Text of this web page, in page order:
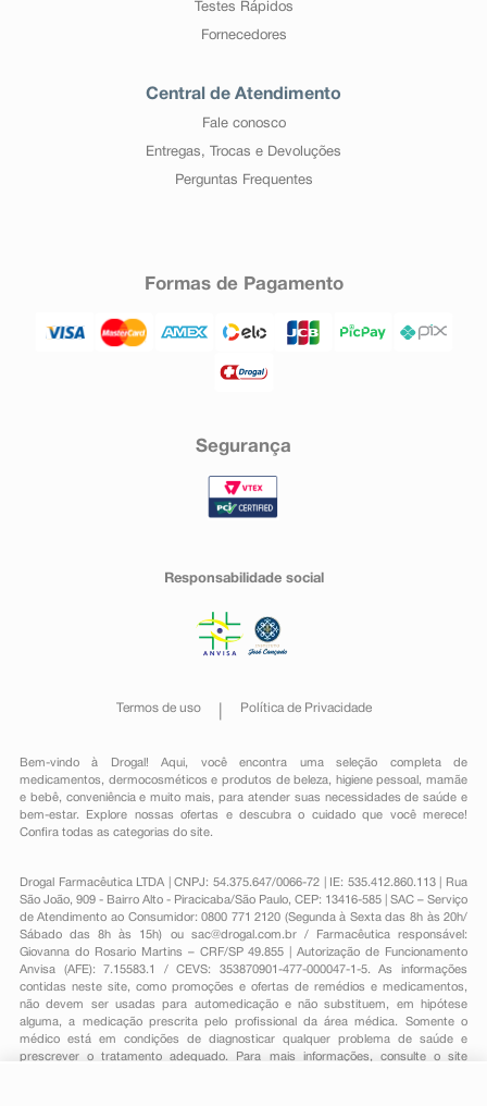
Testes Rápidos
Fornecedores
Central de Atendimento
Fale conosco
Entregas, Trocas e Devoluções
Perguntas Frequentes
Formas de Pagamento
Segurança
Responsabilidade social
Termos de uso Política de Privacidade
Bem-vindo à Drogal! Aqui, você encontra uma seleção completa de
medicamentos , dermocosméticos e produtos de beleza, higiene pessoal ,mamãe
e bebê, conveniênciae muito mais, para atender suas necessidades de saúde e
bem-estar. Explore nossas ofertas e descubra o cuidado que você merece!
Confira todas as categorias do site.
Drogal Farmacêutica LTDA | CNPJ: 54.375.647/0066-72 | IE: 535.412.860.113 | Rua
São João, 909 - Bairro Alto - Piracicaba/São Paulo, CEP: 13416-585 | SAC – Serviço
de Atendimento ao Consumidor: 0800 771 2120 (Segunda à Sexta das 8h às 20h/
Sábado das 8h às 15h) ou sac@drogal.com.br/ Farmacêutica responsável:
Giovanna do Rosario Martins – CRF/SP 49.855 | Autorização de Funcionamento
Anvisa (AFE): 7.15583.1 / CEVS: 353870901-477-000047-1-5. As informações
contidas neste site, como promoções e ofertas de remédios e medicamentos,
não devem ser usadas para automedicação e não substituem, em hipótese
alguma, a medicação prescrita pelo profissional da área médica. Somente o
médico está em condições de diagnosticar qualquer problema de saúde e
prescrever o tratamento adequado. Para mais informações, consulte o site